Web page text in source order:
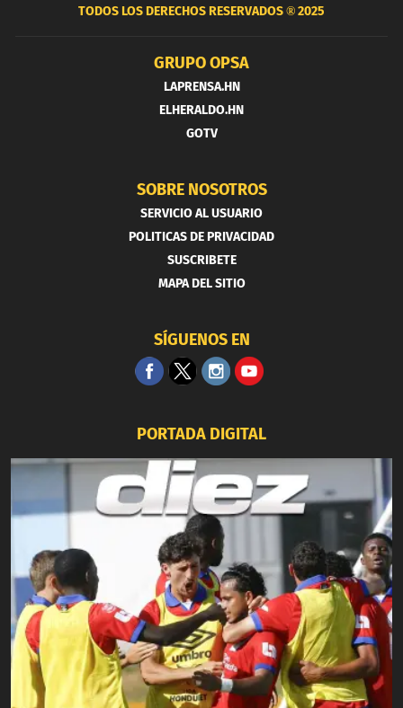
TODOS LOS DERECHOS RESERVADOS ®2025
GRUPO OPSA
LAPRENSA.HN
ELHERALDO.HN
GOTV
SOBRE NOSOTROS
SERVICIO AL USUARIO
POLITICAS DE PRIVACIDAD
SUSCRIBETE
MAPA DEL SITIO
SÍGUENOS EN
PORTADA DIGITAL